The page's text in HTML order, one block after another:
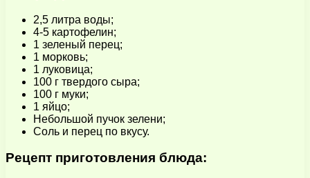
2,5 литра воды;
4-5 картофелин;
1 зеленый перец;
1 морковь;
1 луковица;
100 г твердого сыра;
100 г муки;
1 яйцо;
Небольшой пучок зелени;
Соль и перец по вкусу.
Рецепт приготовления блюда: